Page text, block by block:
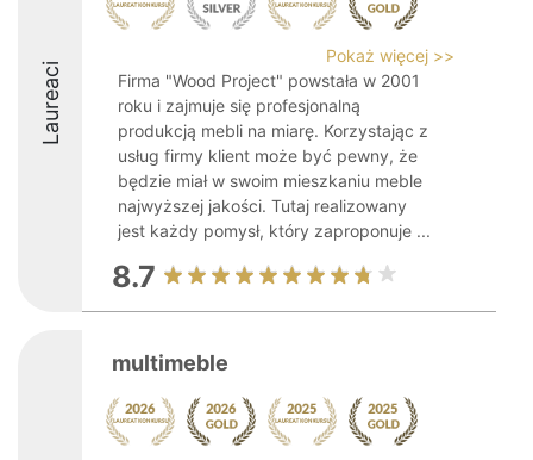
Laureaci
Pokaż więcej >>
Firma "Wood Project" powstała w 2001
roku i zajmuje się profesjonalną
produkcją mebli na miarę. Korzystając z
usług firmy klient może być pewny, że
będzie miał w swoim mieszkaniu meble
najwyższej jakości. Tutaj realizowany
jest każdy pomysł, który zaproponuje ...
8.7
multimeble